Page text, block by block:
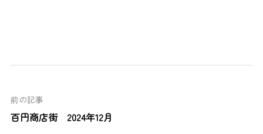
前の記事
百円商店街 2024年12月